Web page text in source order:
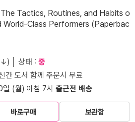
Tactics, Routines, and Habits o
World-Class Performers (Paperbac
│ 상태 : 중
간 도서 함께 주문시 무료
(월) 아침 7시 출근전 배송
바로구매 보관함